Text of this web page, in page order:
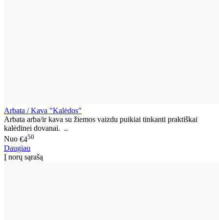
Arbata / Kava "Kalėdos"
Arbata arba/ir kava su žiemos vaizdu puikiai tinkanti praktiškai
kalėdinei dovanai. ..
Nuo €450
Daugiau
Į norų sąrašą